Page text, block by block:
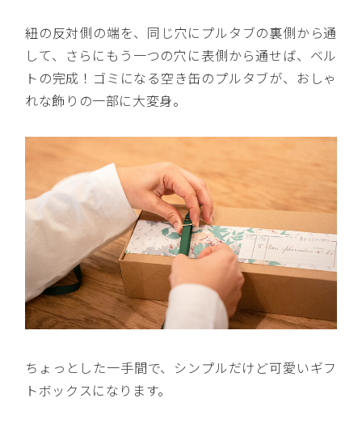
紐の反対側の端を、同じ穴にプルタブの裏側から通
して、さらにもう一つの穴に表側から通せば、ベル
トの完成！ゴミになる空き缶のプルタブが、おしゃ
れな飾りの一部に大変身。
ちょっとした一手間で、シンプルだけど可愛いギフ
トボックスになります。